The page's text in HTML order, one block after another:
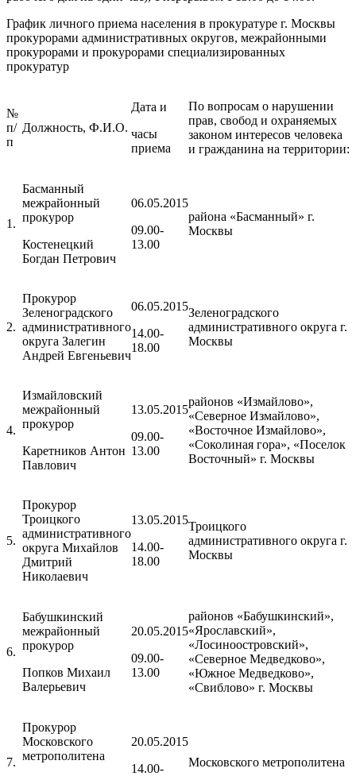
График личного приема населения в прокуратуре г. Москвы
прокурорами административных округов, межрайонными
прокурорами и прокурорами специализированных
прокуратур
№
п/
п
Должность, Ф.И.О.
Дата и
часы
приема
По вопросам о нарушении
прав, свобод и охраняемых
законом интересов человека
и гражданина на территории:
1.
Басманный
межрайонный
прокурор
Костенецкий
Богдан Петрович
06.05.2015
09.00-
13.00
района «Басманный» г.
Москвы
2.
Прокурор
Зеленоградского
административного
округа Залегин
Андрей Евгеньевич
06.05.2015
14.00-
18.00
Зеленоградского
административного округа г.
Москвы
4.
Измайловский
межрайонный
прокурор
Каретников Антон
Павлович
13.05.2015
09.00-
13.00
районов «Измайлово»,
«Северное Измайлово»,
«Восточное Измайлово»,
«Соколиная гора», «Поселок
Восточный» г. Москвы
5.
Прокурор
Троицкого
административного
округа Михайлов
Дмитрий
Николаевич
13.05.2015
14.00-
18.00
Троицкого
административного округа г.
Москвы
6.
Бабушкинский
межрайонный
прокурор
Попков Михаил
Валерьевич
20.05.2015
09.00-
13.00
районов «Бабушкинский»,
«Ярославский»,
«Лосиноостровский»,
«Северное Медведково»,
«Южное Медведково»,
«Свиблово» г. Москвы
7.
Прокурор
Московского
метрополитена
20.05.2015
14.00-
Московского метрополитена